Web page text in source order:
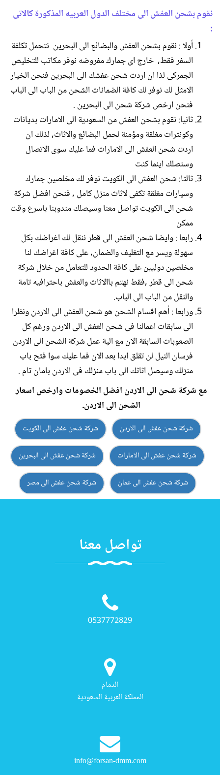
نقوم بشحن العفش الى مختلف الدول العربيه المذكورة كالاتى
:
أولا : نقوم بشحن العفش والبضائع الى البحرين نتحمل تكلفة
السفر فقط, خارج اى جمارك مفروضه نوفر مكاتب للتخليص
الجمركى لذا ان اردت شحن عفشك الى البحرين فنحن الخيار
الامثل لك نوفر لك كافة الضمانات الشحن من الباب الى الباب
فنحن ارخص شركة شحن الى البحرين .
ثانيا: نقوم بشحن العفش من السعودية الى الامارات بديانات
وكونترات مغلقة ومؤمنة لحمل البضائع والاثاث, لذلك ان
اردت شحن العفش الى الامارات فما عليك سوى الاتصال
وسنصلك اينما كنت
ثالثا: شحن العفش الى الكويت نوفر لك مخلصين جمارك
وسيارات مغلقة تكفى لاثاث منزل كامل , فنحن افضل شركة
شحن الى الكويت تواصل معنا وسيصلك مندوبنا باسرع وقت
ممكن
رابعا : وايضا شحن العفش الى قطر ننقل لك اغراضك بكل
سهولة ويسر مع التغليف والضمان, على كافة اغراضك لنا
مخلصين دوليين على كافة الحدود للتعامل من خلال شركة
شحن الى قطر ,فقط نهتم باالاثاث والعفش باحترافيه تامة
والنقل من الباب الى الباب.
ورابعا : أهم اقسام الشحن هو شحن العفش الى الاردن ونظرا
الى سابقات اعمالنا فى شحن العفش الى الاردن ورغم كل
الصعوبات السابقة الان مع الية عمل شركة الشحن الى الاردن
فرسان النيل لن تقلق ابدا بعد الان فما عليك سوا فتح باب
منزلك وسيصل اثاثك الى باب منزلك فى الاردن بامان تام .
مع شركة شحن الى الاردن افضل الخصومات وارخص اسعار
الشحن الى الاردن.
شركة شحن عفش الى الاردن شركة شحن عفش الى الكويت
شركة شحن عفش الى الامارات شركة شحن عفش الى البحرين
شركة شحن عفش الى عمان شركة شحن عفش الى مصر
تواصل معنا
0537772829
الدمام
المملكة العربية السعودية
info@forsan-dmm.com